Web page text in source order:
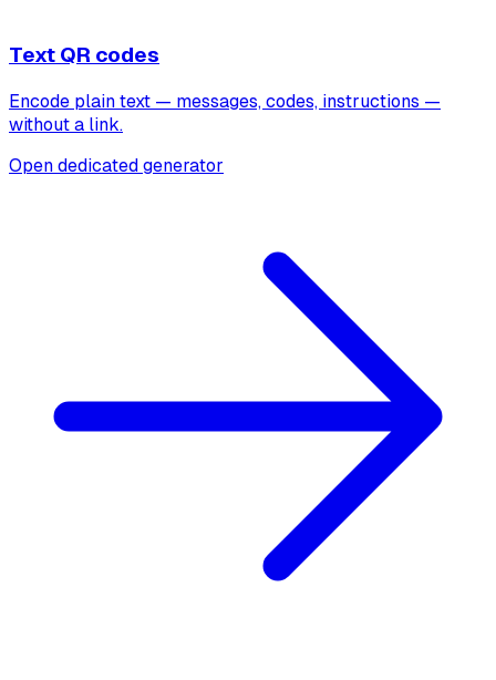
Text QR codes
Encode plain text — messages, codes, instructions —
without a link.
Open dedicated generator